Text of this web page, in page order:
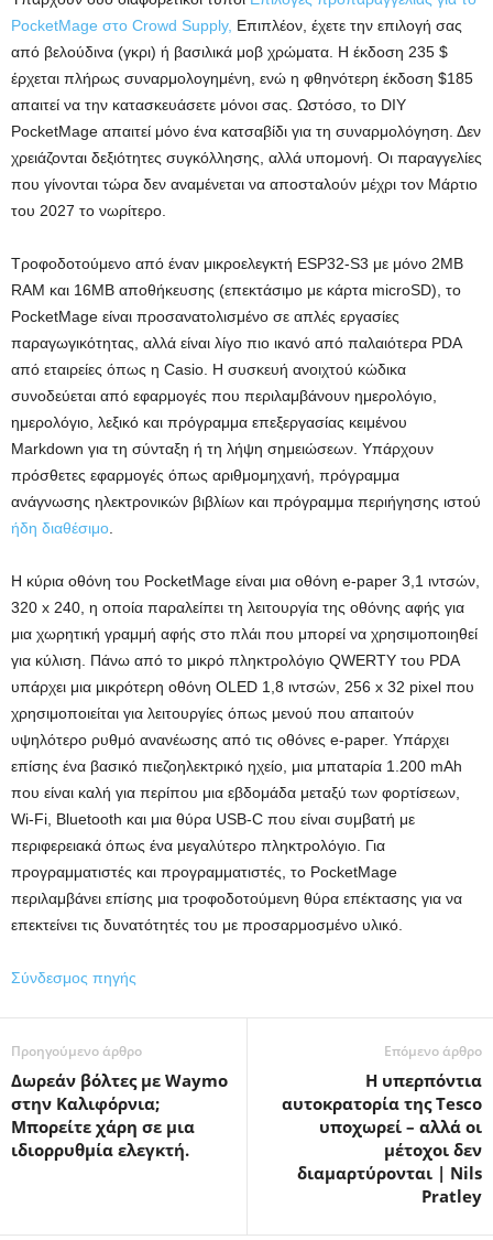
PocketMage στο Crowd Supply, Επιπλέον, έχετε την επιλογή σας
από βελούδινα (γκρι) ή βασιλικά μοβ χρώματα. Η έκδοση 235 $
έρχεται πλήρως συναρμολογημένη, ενώ η φθηνότερη έκδοση $185
απαιτεί να την κατασκευάσετε μόνοι σας. Ωστόσο, το DIY
PocketMage απαιτεί μόνο ένα κατσαβίδι για τη συναρμολόγηση. Δεν
χρειάζονται δεξιότητες συγκόλλησης, αλλά υπομονή. Οι παραγγελίες
που γίνονται τώρα δεν αναμένεται να αποσταλούν μέχρι τον Μάρτιο
του 2027 το νωρίτερο.
Τροφοδοτούμενο από έναν μικροελεγκτή ESP32-S3 με μόνο 2MB
RAM και 16MB αποθήκευσης (επεκτάσιμο με κάρτα microSD), το
PocketMage είναι προσανατολισμένο σε απλές εργασίες
παραγωγικότητας, αλλά είναι λίγο πιο ικανό από παλαιότερα PDA
από εταιρείες όπως η Casio. Η συσκευή ανοιχτού κώδικα
συνοδεύεται από εφαρμογές που περιλαμβάνουν ημερολόγιο,
ημερολόγιο, λεξικό και πρόγραμμα επεξεργασίας κειμένου
Markdown για τη σύνταξη ή τη λήψη σημειώσεων. Υπάρχουν
πρόσθετες εφαρμογές όπως αριθμομηχανή, πρόγραμμα
ανάγνωσης ηλεκτρονικών βιβλίων και πρόγραμμα περιήγησης ιστού
ήδη διαθέσιμο
Η κύρια οθόνη του PocketMage είναι μια οθόνη e-paper 3,1 ιντσών,
320 x 240, η οποία παραλείπει τη λειτουργία της οθόνης αφής για
μια χωρητική γραμμή αφής στο πλάι που μπορεί να χρησιμοποιηθεί
για κύλιση. Πάνω από το μικρό πληκτρολόγιο QWERTY του PDA
υπάρχει μια μικρότερη οθόνη OLED 1,8 ιντσών, 256 x 32 pixel που
χρησιμοποιείται για λειτουργίες όπως μενού που απαιτούν
υψηλότερο ρυθμό ανανέωσης από τις οθόνες e-paper. Υπάρχει
επίσης ένα βασικό πιεζοηλεκτρικό ηχείο, μια μπαταρία 1.200 mAh
που είναι καλή για περίπου μια εβδομάδα μεταξύ των φορτίσεων,
Wi-Fi, Bluetooth και μια θύρα USB-C που είναι συμβατή με
περιφερειακά όπως ένα μεγαλύτερο πληκτρολόγιο. Για
προγραμματιστές και προγραμματιστές, το PocketMage
περιλαμβάνει επίσης μια τροφοδοτούμενη θύρα επέκτασης για να
επεκτείνει τις δυνατότητές του με προσαρμοσμένο υλικό.
Σύνδεσμος πηγής
Προηγούμενο άρθρο
Δωρεάν βόλτες με Waymo
στην Καλιφόρνια;
Μπορείτε χάρη σε μια
ιδιορρυθμία ελεγκτή.
Επόμενο άρθρο
Η υπερπόντια
αυτοκρατορία της Tesco
υποχωρεί – αλλά οι
μέτοχοι δεν
διαμαρτύρονται | Nils
Pratley